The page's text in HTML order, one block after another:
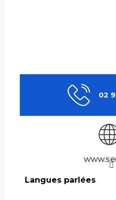
02
Langues parlées
Langues parlées